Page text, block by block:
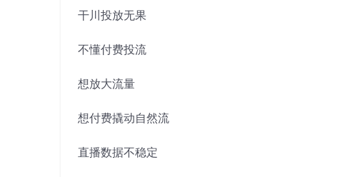
干川投放无果
不懂付费投流
想放大流量
想付费撬动自然流
直播数据不稳定